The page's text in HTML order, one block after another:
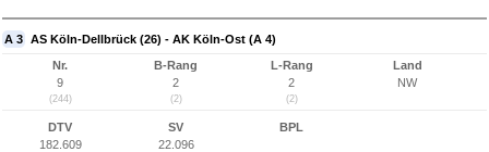
A 3 AS Köln-Dellbrück (26) - AK Köln-Ost (A 4)
Nr.
9
(244)
B-Rang
2
(2)
L-Rang
2
(2)
Land
NW
DTV
182.609
SV
22.096
BPL